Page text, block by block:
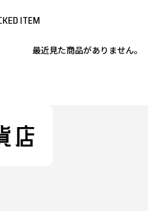
ITEM
最近見た商品がありません。